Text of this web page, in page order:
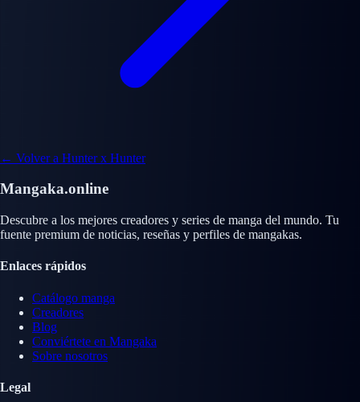
← Volver a Hunter x Hunter
Mangaka.online
Descubre a los mejores creadores y series de manga del mundo. Tu
fuente premium de noticias, reseñas y perfiles de mangakas.
Enlaces rápidos
Catálogo manga
Creadores
Blog
Conviértete en Mangaka
Sobre nosotros
Legal